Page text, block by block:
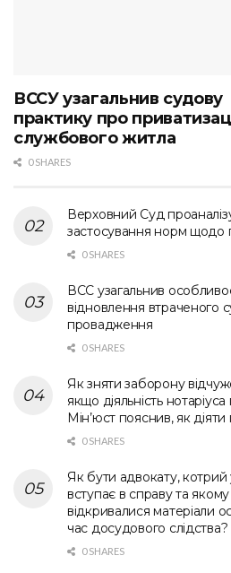
ВССУ узагальнив судову
практику про
службового житла
0 SHARES
Верховний Суд
застосування норм щодо
0 SHARES
ВСС узагальнив
відновлення втраченого
провадження
0 SHARES
Як зняти заборону
якщо діяльність
Мін’юст пояснив, як
0 SHARES
Як бути адвокату, котрий
вступає в справу та
відкривалися матеріали
час досудового слідства?
0 SHARES